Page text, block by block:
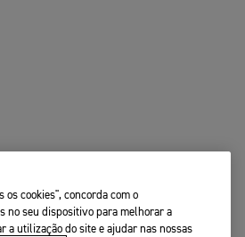
os cookies", concorda com o
no seu dispositivo para melhorar a
a utilização do site e ajudar nas nossas